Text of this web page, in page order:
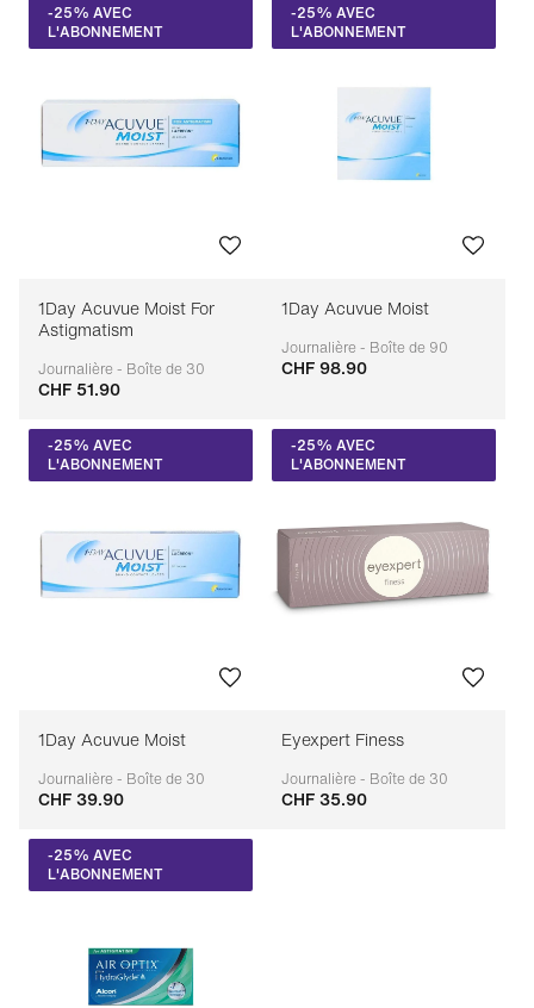
-25% AVEC
L'ABONNEMENT
1Day Acuvue Moist For
Astigmatism
Journalière - Boîte de 30
Adaptable
CHF 51.90
-25% AVEC
L'ABONNEMENT
1Day Acuvue Moist
Journalière - Boîte de 90
Adaptable
CHF 98.90
-25% AVEC
L'ABONNEMENT
1Day Acuvue Moist
Journalière - Boîte de 30
Adaptable
CHF 39.90
-25% AVEC
L'ABONNEMENT
Eyexpert Finess
Journalière - Boîte de 30
Adaptable
CHF 35.90
-25% AVEC
L'ABONNEMENT